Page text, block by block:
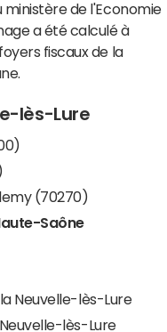
de l'Economie
a été calculé à
fiscaux de la
lès-Lure
(70270)
Saône
Neuvelle-lès-Lure
à la Neuvelle-lès-Lure